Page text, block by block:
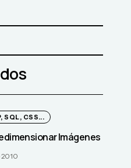
SQL, CSS...
Imágenes
2010